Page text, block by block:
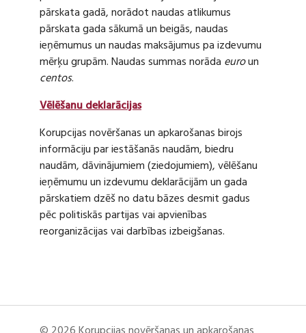
pārskata gadā, norādot naudas atlikumus
pārskata gada sākumā un beigās, naudas
ieņēmumus un naudas maksājumus pa izdevumu
mērķu grupām. Naudas summas norāda euroun
centos.
Vēlēšanu deklarācijas
Korupcijas novēršanas un apkarošanas birojs
informāciju par iestāšanās naudām, biedru
naudām, dāvinājumiem (ziedojumiem), vēlēšanu
ieņēmumu un izdevumu deklarācijām un gada
pārskatiem dzēš no datu bāzes desmit gadus
pēc politiskās partijas vai apvienības
reorganizācijas vai darbības izbeigšanas.